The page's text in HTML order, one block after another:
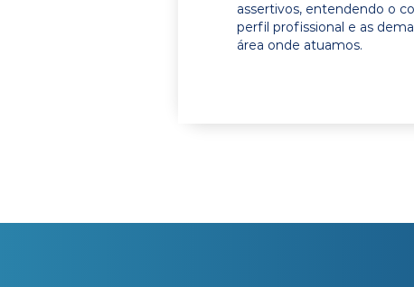
assertivos, entendendo o
perfil profissional e as
área onde atuamos.